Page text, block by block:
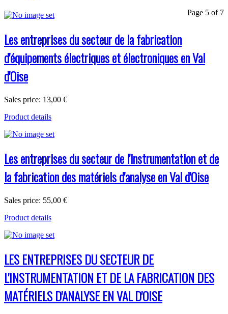
Page 5 of 7
Les entreprises du secteur de la fabrication
d'équipements électriques et électroniques en Val
d'Oise
Sales price: 13,00 €
Product details
Les entreprises du secteur de l'instrumentation et de
la fabrication des matériels d'analyse en Val d'Oise
Sales price: 55,00 €
Product details
LES ENTREPRISES DU SECTEUR DE
L'INSTRUMENTATION ET DE LA FABRICATION DES
MATÉRIELS D'ANALYSE EN VAL D'OISE